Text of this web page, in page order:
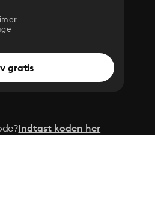
gratis
Indtast koden her